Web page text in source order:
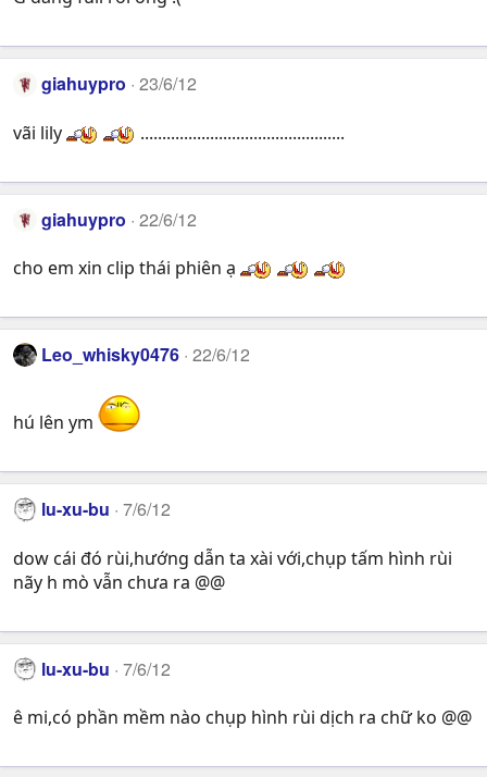
giahuypro 23/6/12
vãi lily ...............................................
giahuypro 22/6/12
cho em xin clip thái phiên ạ
Leo_whisky0476 22/6/12
hú lên ym
lu-xu-bu 7/6/12
dow cái đó rùi,hướng dẫn ta xài với,chụp tấm hình rùi
nãy h mò vẫn chưa ra @@
lu-xu-bu 7/6/12
ê mi,có phần mềm nào chụp hình rùi dịch ra chữ ko @@